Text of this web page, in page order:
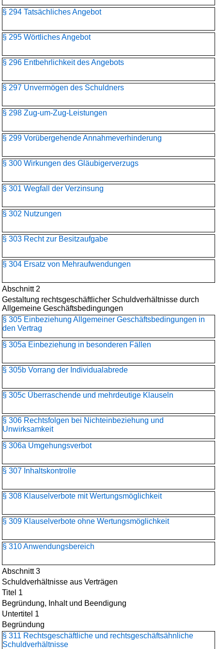
§ 294 Tatsächliches Angebot
§ 295 Wörtliches Angebot
§ 296 Entbehrlichkeit des Angebots
§ 297 Unvermögen des Schuldners
§ 298 Zug-um-Zug-Leistungen
§ 299 Vorübergehende Annahmeverhinderung
§ 300 Wirkungen des Gläubigerverzugs
§ 301 Wegfall der Verzinsung
§ 302 Nutzungen
§ 303 Recht zur Besitzaufgabe
§ 304 Ersatz von Mehraufwendungen
Abschnitt 2
Gestaltung rechtsgeschäftlicher Schuldverhältnisse durch
Allgemeine Geschäftsbedingungen
§ 305 Einbeziehung Allgemeiner Geschäftsbedingungen in
den Vertrag
§ 305a Einbeziehung in besonderen Fällen
§ 305b Vorrang der Individualabrede
§ 305c Überraschende und mehrdeutige Klauseln
§ 306 Rechtsfolgen bei Nichteinbeziehung und
Unwirksamkeit
§ 306a Umgehungsverbot
§ 307 Inhaltskontrolle
§ 308 Klauselverbote mit Wertungsmöglichkeit
§ 309 Klauselverbote ohne Wertungsmöglichkeit
§ 310 Anwendungsbereich
Abschnitt 3
Schuldverhältnisse aus Verträgen
Titel 1
Begründung, Inhalt und Beendigung
Untertitel 1
Begründung
§ 311 Rechtsgeschäftliche und rechtsgeschäftsähnliche
Schuldverhältnisse